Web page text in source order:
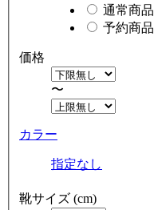
通常商品
予約商品
価格
〜
カラー
指定なし
靴サイズ (cm)